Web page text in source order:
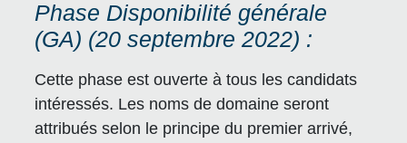
Phase Disponibilité générale
(GA) (20 septembre 2022) :
Cette phase est ouverte à tous les candidats
intéressés. Les noms de domaine seront
attribués selon le principe du premier arrivé,